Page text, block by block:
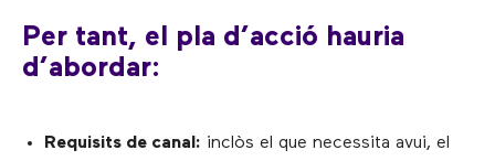
Per tant, el pla d’acció hauria
d’abordar:
Requisits de canal: inclòs el que necessita avui, el